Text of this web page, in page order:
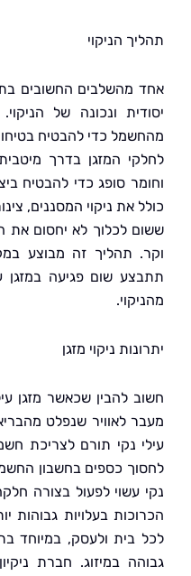
הניקוי
החשובים בתהליך
ונכונה של הניקוי. שלב
כדי להבטיח בטיחות
המזגן בדרך מיטבית
סופג כדי להבטיח ביצועים
את ניקוי המסננים, צינורות
לכלוך לא יחסום את המכשיר
תהליך זה מבוצע
שום פגיעה במזגן עצמו או
ניקוי מזגן
להבין שכאשר מזגן עילי נקי,
לאוויר שנפלט מהבריאות
נקי תורם לצריכת חשמל
כספים בחשבון החשמל
לפעול בצורה חלקה
בעלויות גבוהות יותר.
ולעסק, במיוחד בתנאים
במיזוג. חברת ניקיון מהיר